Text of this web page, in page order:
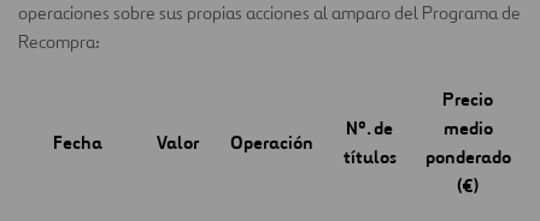
operaciones sobre sus propias acciones al amparo del Programa de
Recompra:
Fecha Valor Operación
Nº. de
títulos
Precio
medio
ponderado
(€)